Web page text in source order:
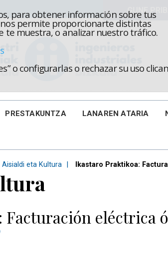
para obtener información sobre tus
permite proporcionarte distintas
te muestra, o analizar nuestro tráfico.
o configurarlas o rechazar su uso
PRESTAKUNTZA LANAREN ATARIA
Aisialdi eta Kultura Ikastaro Praktikoa:
eléctrica